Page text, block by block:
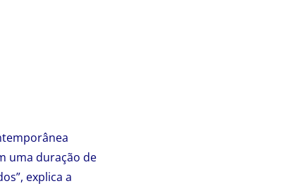
uma duração de
explica a